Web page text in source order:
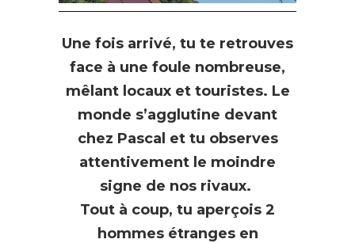
Une fois arrivé, tu te retrouves
face à une foule nombreuse,
mêlant locaux et touristes. Le
monde s’agglutine devant
chez Pascal et tu observes
attentivement le moindre
signe de nos rivaux.
Tout à coup, tu aperçois 2
hommes étranges en